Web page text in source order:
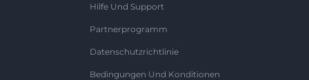
Hilfe Und Support
Partnerprogramm
Datenschutzrichtlinie
Bedingungen Und Konditionen